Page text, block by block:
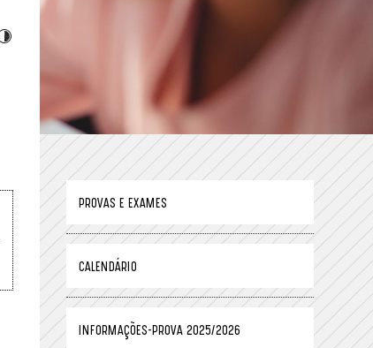
PROVAS E EXAMES
CALENDÁRIO
INFORMAÇÕES-PROVA 2025/2026